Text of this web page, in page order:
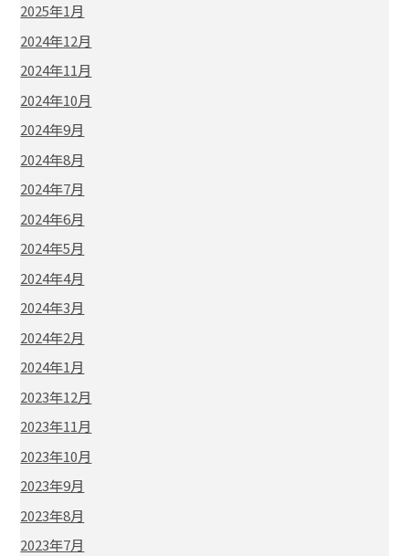
2025年1月
2024年12月
2024年11月
2024年10月
2024年9月
2024年8月
2024年7月
2024年6月
2024年5月
2024年4月
2024年3月
2024年2月
2024年1月
2023年12月
2023年11月
2023年10月
2023年9月
2023年8月
2023年7月